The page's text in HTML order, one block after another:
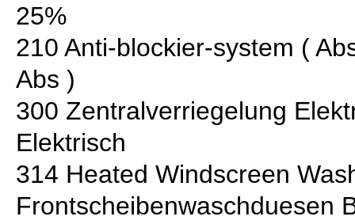
25%
210 Anti-blockier-system (
Abs )
300 Zentralverriegelung
Elektrisch
314 Heated Windscreen
Frontscheibenwaschduesen